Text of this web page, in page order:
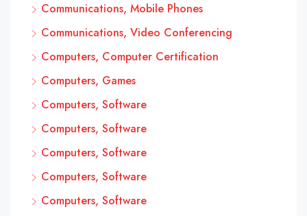
Communications, Mobile Phones
Communications, Video Conferencing
Computers, Computer Certification
Computers, Games
Computers, Software
Computers, Software
Computers, Software
Computers, Software
Computers, Software